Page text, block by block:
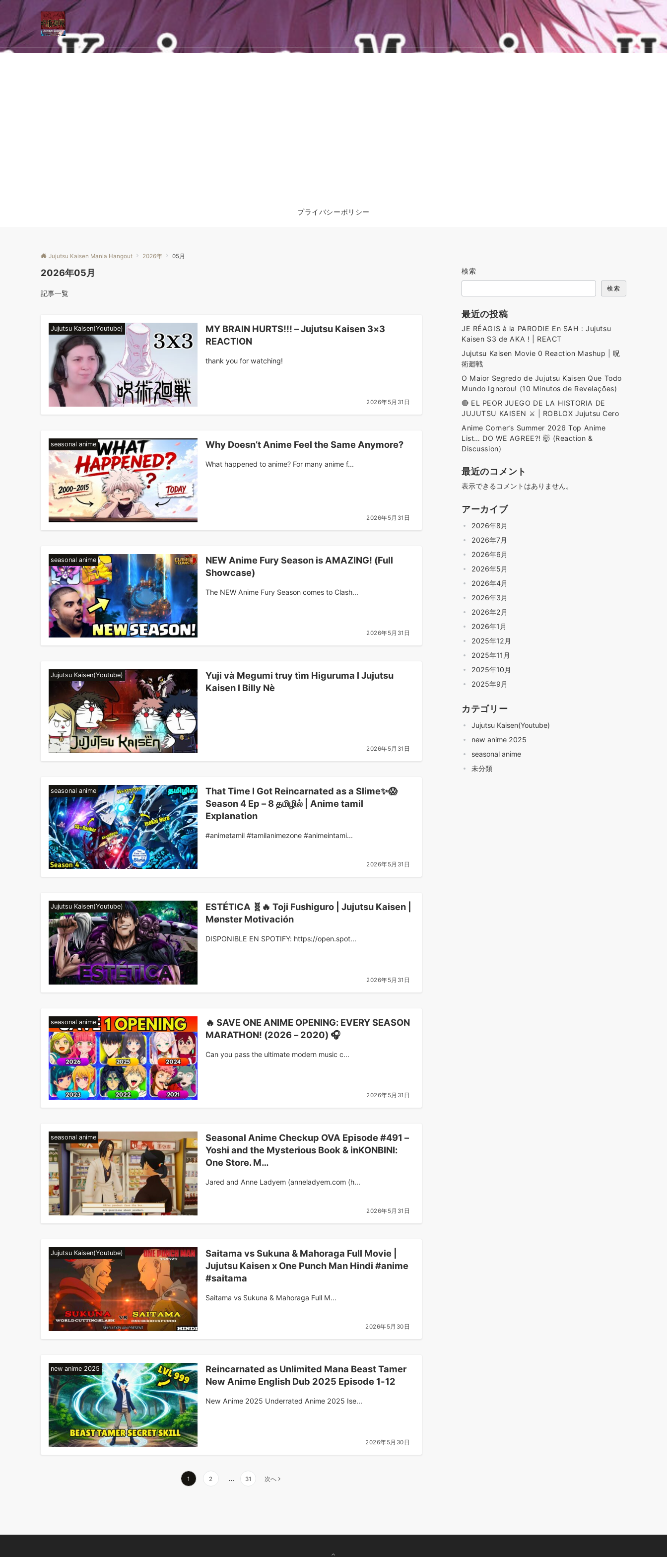
プライバシーポリシー
Jujutsu Kaisen Mania Hangout 2026年 05月
2026年05月
記事一覧
Jujutsu Kaisen(Youtube)
MY BRAIN HURTS!!! – Jujutsu Kaisen 3×3
REACTION
thank you for watching!
2026年5月31日
seasonal anime Why Doesn’t Anime Feel the Same Anymore?
What happened to anime? For many anime f...
2026年5月31日
seasonal anime
NEW Anime Fury Season is AMAZING! (Full
Showcase)
The NEW Anime Fury Season comes to Clash...
2026年5月31日
Jujutsu Kaisen(Youtube)
Yuji và Megumi truy tìm Higuruma l Jujutsu
Kaisen l Billy Nè
2026年5月31日
seasonal anime
That Time I Got Reincarnated as a Slime✨😱
Season 4 Ep – 8 தமிழில் | Anime tamil
Explanation
#animetamil #tamilanimezone #animeintami...
2026年5月31日
Jujutsu Kaisen(Youtube)
ESTÉTICA 🧬🔥 Toji Fushiguro | Jujutsu Kaisen |
Mønster Motivación
DISPONIBLE EN SPOTIFY: https://open.spot...
2026年5月31日
seasonal anime
🔥 SAVE ONE ANIME OPENING: EVERY SEASON
MARATHON! (2026 – 2020) 🎧
Can you pass the ultimate modern music c...
2026年5月31日
seasonal anime
Seasonal Anime Checkup OVA Episode #491 –
Yoshi and the Mysterious Book & inKONBINI:
One Store. M…
Jared and Anne Ladyem (anneladyem.com (h...
2026年5月31日
Jujutsu Kaisen(Youtube)
Saitama vs Sukuna & Mahoraga Full Movie |
Jujutsu Kaisen x One Punch Man Hindi #anime
#saitama
Saitama vs Sukuna & Mahoraga Full M...
2026年5月30日
new anime 2025
Reincarnated as Unlimited Mana Beast Tamer
New Anime English Dub 2025 Episode 1-12
New Anime 2025 Underrated Anime 2025 Ise...
2026年5月30日
ジ
1 2 … 31 次へ
検索
検索
最近の投稿
JE RÉAGIS à la PARODIE En SAH : Jujutsu
Kaisen S3 de AKA ! | REACT
Jujutsu Kaisen Movie 0 Reaction Mashup | 呪
術廻戦
O Maior Segredo de Jujutsu Kaisen Que Todo
Mundo Ignorou! (10 Minutos de Revelações)
🔴 EL PEOR JUEGO DE LA HISTORIA DE
JUJUTSU KAISEN ⚔️ | ROBLOX Jujutsu Cero
Anime Corner’s Summer 2026 Top Anime
List… DO WE AGREE?! 🤯 (Reaction &
Discussion)
最近のコメント
表示できるコメントはありません。
アーカイブ
2026年8月
2026年7月
2026年6月
2026年5月
2026年4月
2026年3月
2026年2月
2026年1月
2025年12月
2025年11月
2025年10月
2025年9月
カテゴリー
Jujutsu Kaisen(Youtube)
new anime 2025
seasonal anime
未分類